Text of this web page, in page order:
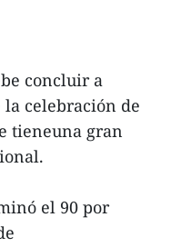
concluir a
celebración de
tieneuna gran
el 90 por